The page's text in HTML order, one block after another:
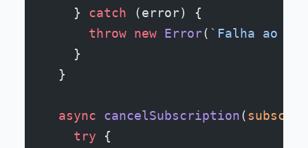
    }
catch (error) {
      throw
new Error( `Falha ao
    }
  }
  async
cancelSubscription(
    try
{